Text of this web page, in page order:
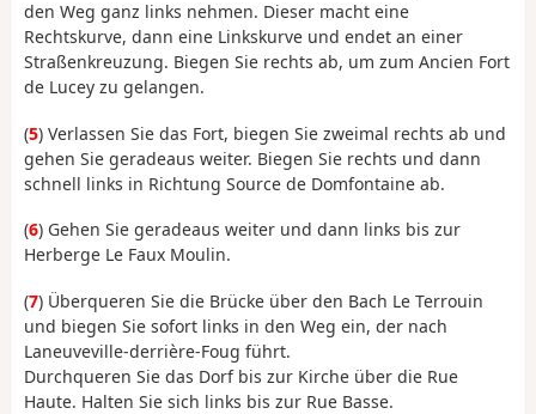
den Weg ganz links nehmen. Dieser macht eine
Rechtskurve, dann eine Linkskurve und endet an einer
Straßenkreuzung. Biegen Sie rechts ab, um zum Ancien Fort
de Lucey zu gelangen.
(5) Verlassen Sie das Fort, biegen Sie zweimal rechts ab und
gehen Sie geradeaus weiter. Biegen Sie rechts und dann
schnell links in Richtung Source de Domfontaine ab.
(6) Gehen Sie geradeaus weiter und dann links bis zur
Herberge Le Faux Moulin.
(7) Überqueren Sie die Brücke über den Bach Le Terrouin
und biegen Sie sofort links in den Weg ein, der nach
Laneuveville-derrière-Foug führt.
Durchqueren Sie das Dorf bis zur Kirche über die Rue
Haute. Halten Sie sich links bis zur Rue Basse.